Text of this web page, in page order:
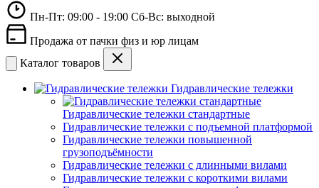
Пн-Пт: 09:00 - 19:00 Сб-Вс: выходной
Продажа от пачки физ и юр лицам
Каталог товаров
Гидравлические тележки
Гидравлические тележки стандартные
Гидравлические тележки с подъемной платформой
Гидравлические тележки повышенной
грузоподъёмности
Гидравлические тележки с длинными вилами
Гидравлические тележки с короткими вилами